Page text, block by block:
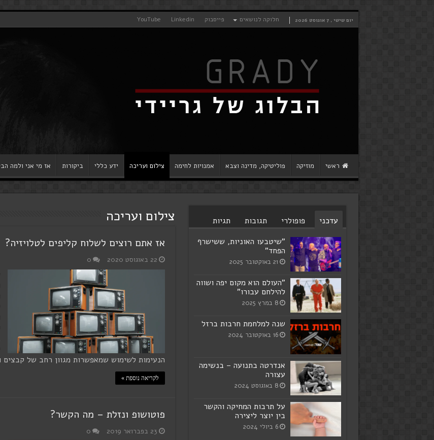
יום שישי , 7 אוגוסט 2026 חלוקה לנושאים פייסבוק Linkedin
YouTube
ראשי מוזיקה פוליטיקה, מדינה וצבא אמנויות לחימה צילום ועריכה ידע כללי ביקורות אז מי אני ולמה
צילום ועריכה
אז אתם רוצים לשלוח קליפים לטלויזיה?
22 באוגוסט 2020 0
הנעימות לשימוש שמאפשרות מגוון רחב של קבצים
לקריאה נוספת »
פוטושופ ונזלת – מה הקשר?
23 בפברואר 2019 0
עדכני פופולרי תגובות
תגיות
"שיטבעו האוניות, ששישרף
הפחד"
21 באוקטובר 2025
"העולם הוא מקום יפה ושווה
להילחם עבורו"
8 במרץ 2025
שנה למלחמת חרבות ברזל
16 באוקטובר 2024
אנדרטה בתנועה – בנשימה
עצורה
8 באוגוסט 2024
על תרבות המחיקה והקשר
בין יוצר ליצירה
6 ביולי 2024